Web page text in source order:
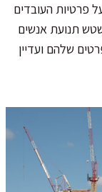
פרטיות העובדים
תנועת אנשים
שלהם ועדיין